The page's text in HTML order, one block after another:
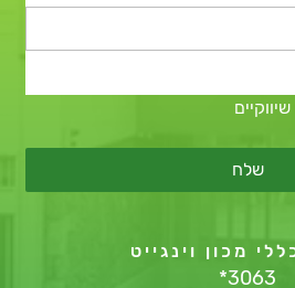
שלח
מכון וינגייט
*3063